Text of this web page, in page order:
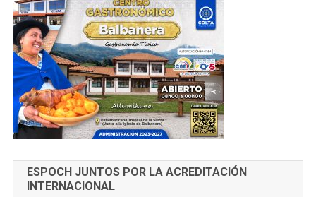
ESPOCH JUNTOS POR LA ACREDITACIÓN
INTERNACIONAL